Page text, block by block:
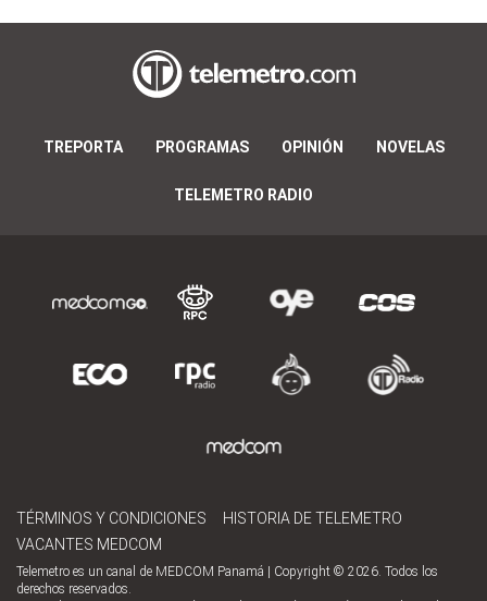
TREPORTA PROGRAMAS OPINIÓN NOVELAS
TELEMETRO RADIO
TÉRMINOS Y CONDICIONES
HISTORIA DE TELEMETRO
VACANTES MEDCOM
Telemetro es un canal de MEDCOM Panamá | Copyright © 2026. Todos los
derechos reservados.